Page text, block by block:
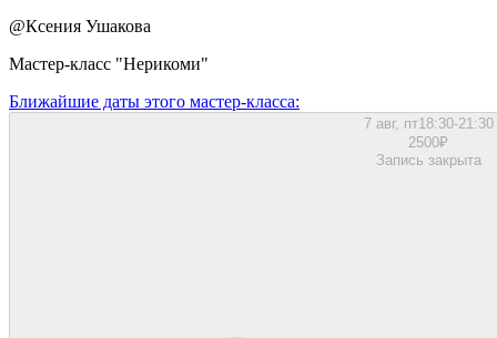
@Ксения Ушакова
Мастер-класс "Нерикоми"
Ближайшие даты этого мастер‑класса:
7 авг, пт18:30-21:30
2500₽
Запись закрыта